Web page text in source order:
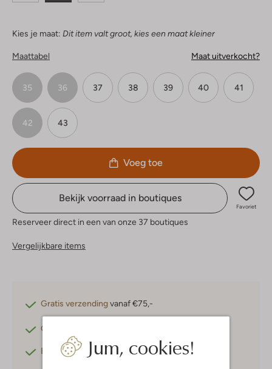
Jum, cookies!
Kies je maat: Dit item valt groot, kies een maat kleiner
Maattabel Maat uitverkocht?
35 36 37 38 39 40 41
42 43
Voeg toe
Bekijk voorraad in boutiques
Favoriet
Reserveer direct in een van onze 37 boutiques
Vergelijkbare items
Gratis verzendingvanaf €75,-
Gratis retourneren
Betaal achterafmet Klarna